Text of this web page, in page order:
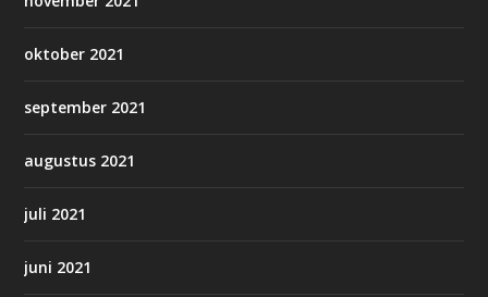
oktober 2021
september 2021
augustus 2021
juli 2021
juni 2021